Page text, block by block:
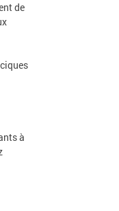
de
à